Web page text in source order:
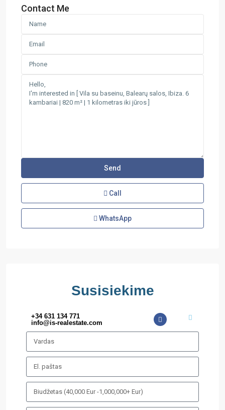
Contact Me
Call
WhatsApp
Susisiekime
+34 631 134 771
info@is-realestate.com